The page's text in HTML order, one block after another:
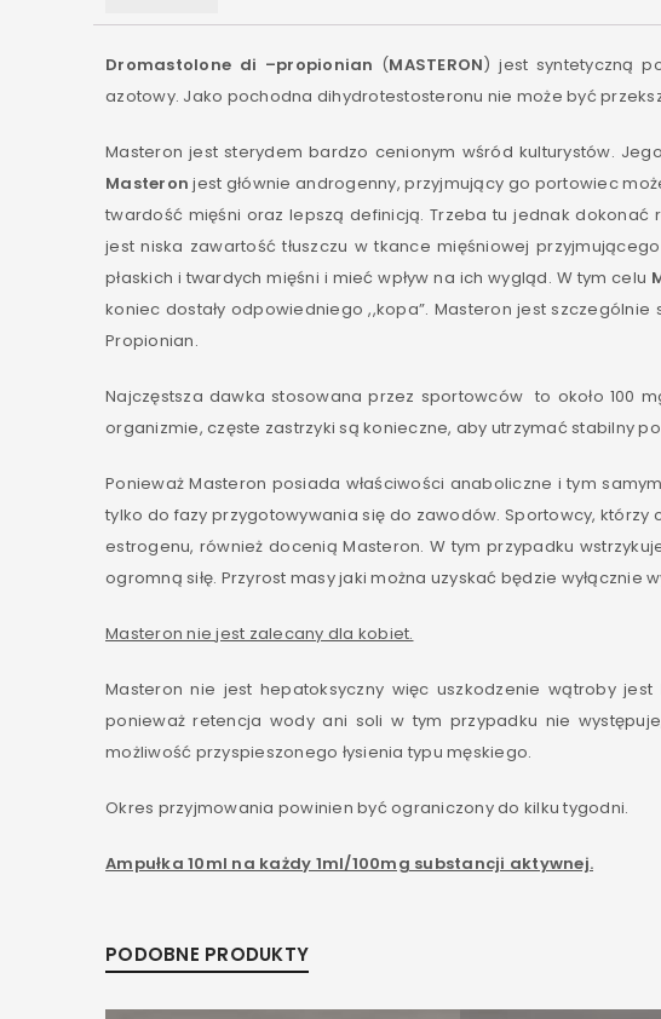
Nazwa
Dromastolone di –propionian (MASTERON) jest syntetyczną
azotowy. Jako pochodna dihydrotestosteronu nie może być
Masteron jest sterydem bardzo cenionym wśród kulturystów.
Masteron jest głównie androgenny, przyjmujący go portowiec
twardość mięśni oraz lepszą definicją. Trzeba tu jednak
jest niska zawartość tłuszczu w tkance mięśniowej
płaskich i twardych mięśni i mieć wpływ na ich wygląd. W tym celu
koniec dostały odpowiedniego ,,kopa”. Masteron jest
Propionian.
Najczęstsza dawka stosowana przez sportowców to około 100
organizmie, częste zastrzyki są konieczne, aby utrzymać stabilny
Ponieważ Masteron posiada właściwości anaboliczne i tym
tylko do fazy przygotowywania się do zawodów. Sportowcy,
estrogenu, również docenią Masteron. W tym przypadku
ogromną siłę. Przyrost masy jaki można uzyskać będzie wyłącznie
Masteron nie jest zalecany dla kobiet.
Masteron nie jest hepatoksyczny więc uszkodzenie wątroby
ponieważ retencja wody ani soli w tym przypadku nie
możliwość przyspieszonego łysienia typu męskiego.
Okres przyjmowania powinien być ograniczony do kilku tygodni.
Ampułka 10ml na każdy 1ml/100mg substancji aktywnej.
PODOBNE PRODUKTY